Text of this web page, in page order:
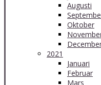
Augusti
Oktober
2021
Januari
Februar
Mars